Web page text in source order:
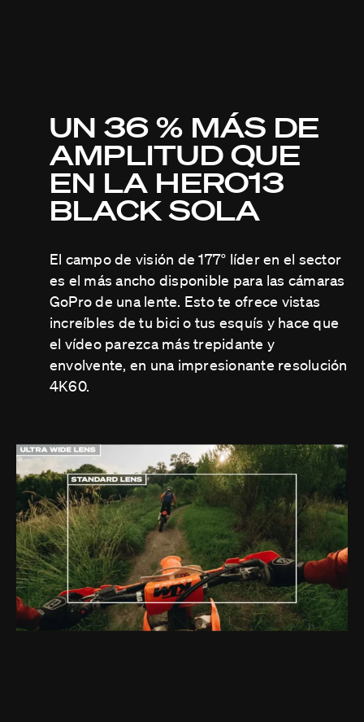
UN 36 % MÁS DE
AMPLITUD QUE
EN LA HERO13
BLACK SOLA
El campo de visión de 177° líder en el sector
es el más ancho disponible para las cámaras
GoPro de una lente. Esto te ofrece vistas
increíbles de tu bici o tus esquís y hace que
el vídeo parezca más trepidante y
envolvente, en una impresionante resolución
4K60.